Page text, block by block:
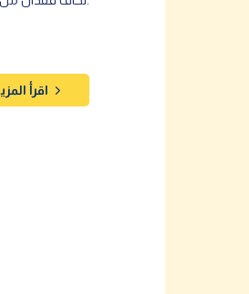
اقرأ